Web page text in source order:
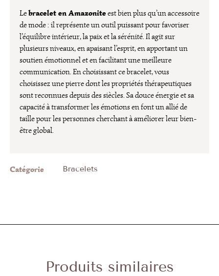
Lebracelet en Amazoniteest bien plus qu’un accessoire
de mode : il représente un outil puissant pour favoriser
l’équilibre intérieur, la paix et la sérénité. Il agit sur
plusieurs niveaux, en apaisant l’esprit, en apportant un
soutien émotionnel et en facilitant une meilleure
communication. En choisissant ce bracelet, vous
choisissez une pierre dont les propriétés thérapeutiques
sont reconnues depuis des siècles. Sa douce énergie et sa
capacité à transformer les émotions en font un allié de
taille pour les personnes cherchant à améliorer leur bien-
être global.
Catégorie Bracelets
Produits similaires